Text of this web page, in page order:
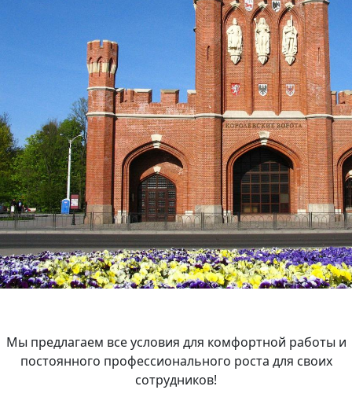
Мы предлагаем все условия для комфортной работы и
постоянного профессионального роста для своих
сотрудников!